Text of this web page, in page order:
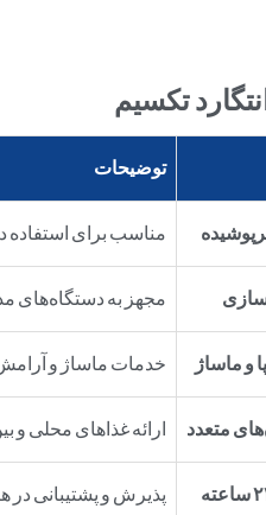
تکسیم
توضیحات
مناسب برای استفاده
مجهز به دستگاه‌های
و ماساژ خدمات ماساژ و
متعدد ارائه غذاهای محلی و
پذیرش و پشتیبانی در